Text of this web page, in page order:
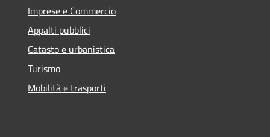
Imprese e Commercio
Appalti pubblici
Catasto e urbanistica
Turismo
Mobilità e trasporti